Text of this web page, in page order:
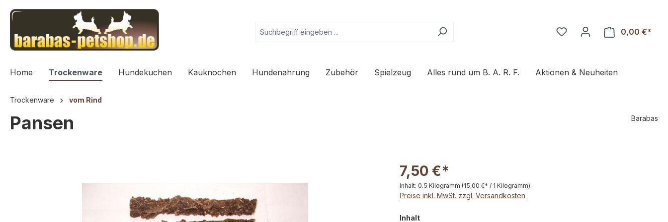
Zur Hauptnavigation springen
0,00 €*
Home Trockenware Hundekuchen Kauknochen Hundenahrung Zubehör Spielzeug Alles rund um B. A. R. F. Aktionen & Neuheiten
Trockenware vom Rind
Pansen Barabas
7,50 €*
Inhalt: 0.5 Kilogramm (15,00 €* / 1 Kilogramm)
Preise inkl. MwSt. zzgl. Versandkosten
Inhaltauswählen